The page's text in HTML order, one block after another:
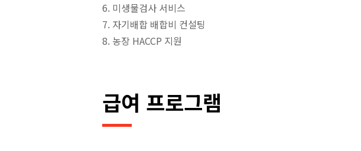
6. 미생물검사 서비스
7. 자기배합 배합비 컨설팅
8. 농장 HACCP 지원
급여 프로그램